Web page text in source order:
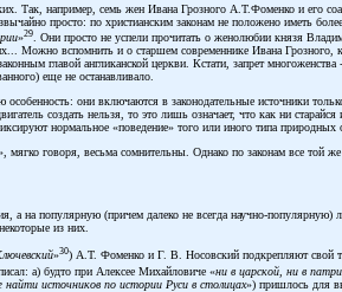
Так, например, семь жен Ивана Грозного А.Т.Фоменко и его
просто: по христианским законам не положено иметь
»29
. Они просто не успели прочитать о женолюбии князя
вспомнить и о старшем современнике Ивана
главой англиканской церкви. Кстати, запрет
еще не останавливало.
они включаются в законодательные источники
создать нельзя, то это лишь означает, что как ни
нормальное «поведение» того или иного типа
мягко говоря, весьма сомнительны. Однако по законам все
на популярную (причем далеко не всегда научно-
из них.
»30) А.Т. Фоменко и Г. В. Носовский подкрепляют свой
а) будто при Алексее Михайловиче «ни в царской, ни в
источников по истории Руси в столицах») пришлось для